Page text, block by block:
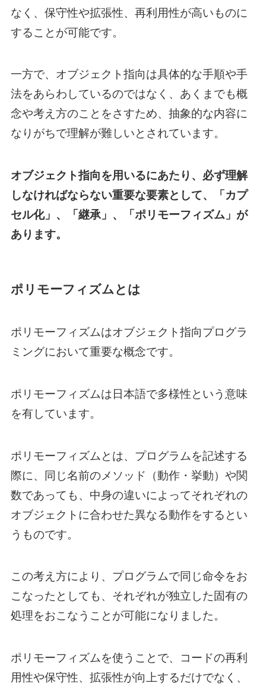
なく、保守性や拡張性、再利用性が高いものに
することが可能です。
一方で、オブジェクト指向は具体的な手順や手
法をあらわしているのではなく、あくまでも概
念や考え方のことをさすため、抽象的な内容に
なりがちで理解が難しいとされています。
オブジェクト指向を用いるにあたり、必ず理解
しなければならない重要な要素として、「カプ
セル化」、「継承」、「ポリモーフィズム」が
あります。
ポリモーフィズムとは
ポリモーフィズムはオブジェクト指向プログラ
ミングにおいて重要な概念です。
ポリモーフィズムは日本語で多様性という意味
を有しています。
ポリモーフィズムとは、プログラムを記述する
際に、同じ名前のメソッド（動作・挙動）や関
数であっても、中身の違いによってそれぞれの
オブジェクトに合わせた異なる動作をするとい
うものです。
この考え方により、プログラムで同じ命令をお
こなったとしても、それぞれが独立した固有の
処理をおこなうことが可能になりました。
ポリモーフィズムを使うことで、コードの再利
用性や保守性、拡張性が向上するだけでなく、